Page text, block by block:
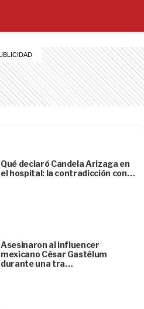
Qué declaró Candela Arizaga en
el hospital: la contradicción con…
Asesinaron al influencer
mexicano César Gastélum
durante una tra…